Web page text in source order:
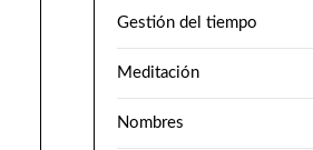
Gestión del tiempo
Meditación
Nombres